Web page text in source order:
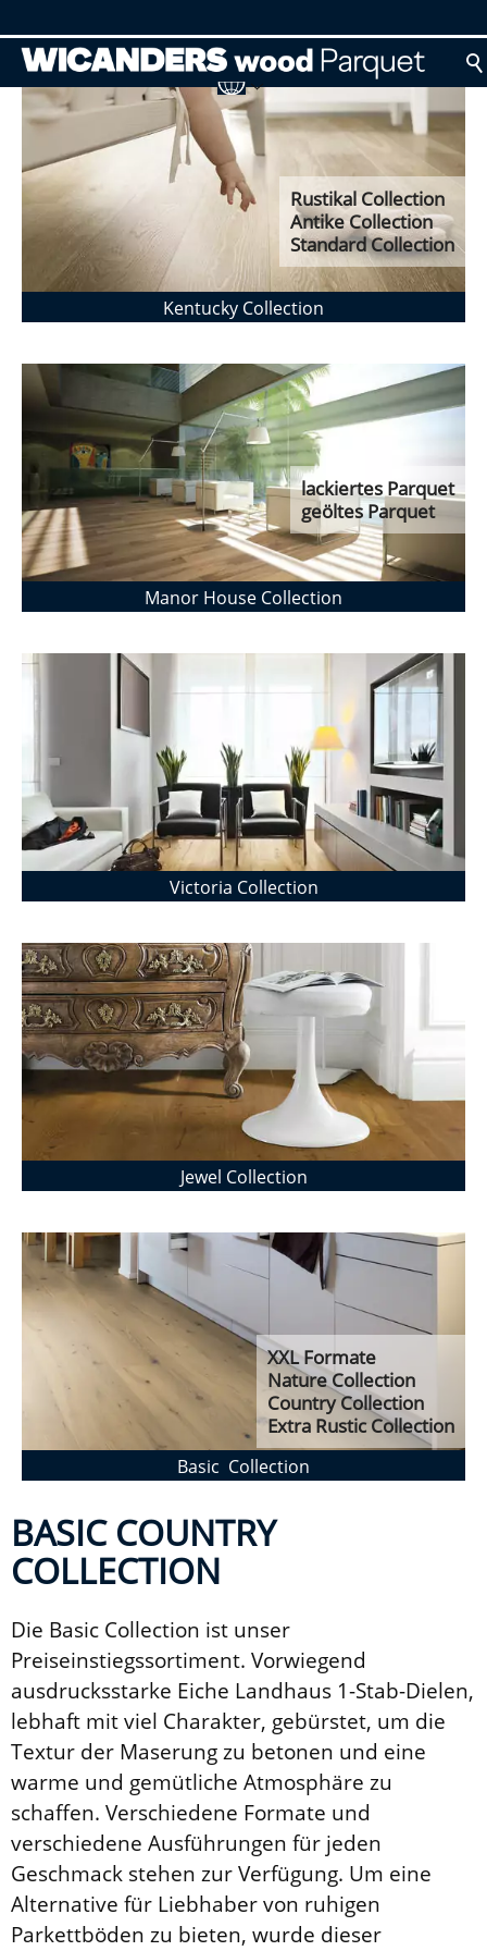
Rustikal Collection
Antike Collection
Standard Collection
Kentucky Collection
lackiertes Parquet
geöltes Parquet
Manor House Collection
Victoria Collection
Jewel Collection
XXL Formate
Nature Collection
Country Collection
Extra Rustic Collection
Basic Collection
BASIC COUNTRY
COLLECTION
Die Basic Collection ist unser
Preiseinstiegssortiment. Vorwiegend
ausdrucksstarke Eiche Landhaus 1-Stab-Dielen,
lebhaft mit viel Charakter, gebürstet, um die
Textur der Maserung zu betonen und eine
warme und gemütliche Atmosphäre zu
schaffen. Verschiedene Formate und
verschiedene Ausführungen für jeden
Geschmack stehen zur Verfügung. Um eine
Alternative für Liebhaber von ruhigen
Parkettböden zu bieten, wurde dieser